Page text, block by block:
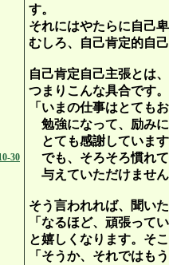
30
す。
それにはやたらに自己
むしろ、自己肯定的自
自己肯定自己主張とは
つまりこんな具合です。
「いまの仕事はとても
勉強になって、励み
とても感謝していま
でも、そろそろ慣れ
与えていただけませ
そう言われれば、聞い
「なるほど、頑張って
と嬉しくなります。そ
「そうか、それではも